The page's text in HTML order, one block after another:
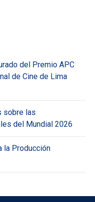
del Premio APC
de Cine de Lima
sobre las
del Mundial 2026
la Producción